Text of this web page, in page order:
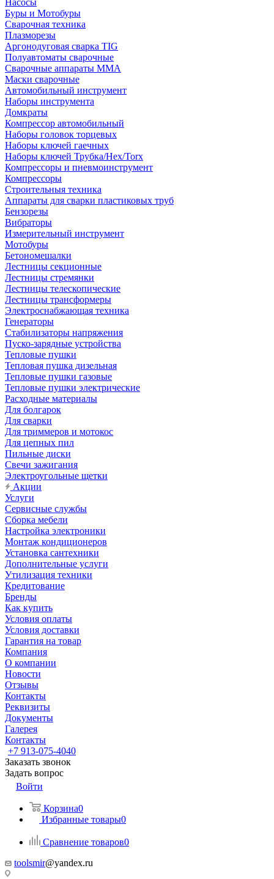
Насосы
Буры и Мотобуры
Сварочная техника
Плазморезы
Аргонодуговая сварка TIG
Полуавтоматы сварочные
Сварочные аппараты ММА
Маски сварочные
Автомобильный инструмент
Наборы инструмента
Домкраты
Компрессор автомобильный
Наборы головок торцевых
Наборы ключей гаечных
Наборы ключей Трубка/Hex/Torx
Компрессоры и пневмоинструмент
Компрессоры
Строительныя техника
Аппараты для сварки пластиковых труб
Бензорезы
Вибраторы
Измерительный инструмент
Мотобуры
Бетономешалки
Лестницы секционные
Лестницы стремянки
Лестницы телескопические
Лестницы трансформеры
Электроснабжающая техника
Генераторы
Стабилизаторы напряжения
Пуско-зарядные устройства
Тепловые пушки
Тепловая пушка дизельная
Тепловые пушки газовые
Тепловые пушки электрические
Расходные материалы
Для болгарок
Для сварки
Для триммеров и мотокос
Для цепных пил
Пильные диски
Свечи зажигания
Электроугольные щетки
Акции
Услуги
Сервисные службы
Сборка мебели
Настройка электроники
Монтаж кондиционеров
Установка сантехники
Дополнительные услуги
Утилизация техники
Кредитование
Бренды
Как купить
Условия оплаты
Условия доставки
Гарантия на товар
Компания
О компании
Новости
Отзывы
Контакты
Реквизиты
Документы
Галерея
Контакты
+7 913-075-4040
Заказать звонок
Задать вопрос
Войти
Корзина0
Избранные товары0
Сравнение товаров0
toolsmir@yandex.ru